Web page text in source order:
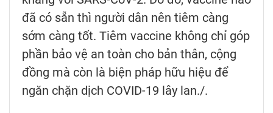
đã có sẵn thì người dân nên tiêm càng
sớm càng tốt. Tiêm vaccine không chỉ góp
phần bảo vệ an toàn cho bản thân, cộng
đồng mà còn là biện pháp hữu hiệu để
ngăn chặn dịch COVID-19 lây lan./.